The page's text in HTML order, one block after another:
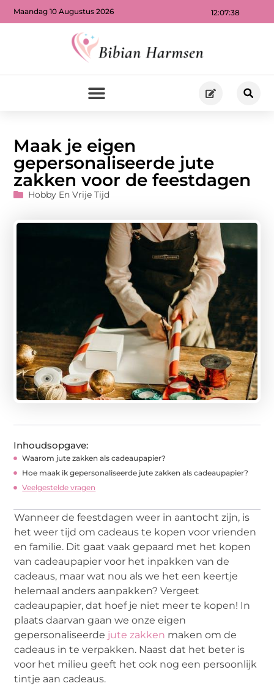
12:07:39
Maandag 10 Augustus 2026
Maak je eigen
gepersonaliseerde jute
zakken voor de feestdagen
Hobby En Vrije Tijd
Inhoudsopgave:
Waarom jute zakken als cadeaupapier?
Hoe maak ik gepersonaliseerde jute zakken als cadeaupapier?
Veelgestelde vragen
Wanneer de feestdagen weer in aantocht zijn, is
het weer tijd om cadeaus te kopen voor vrienden
en familie. Dit gaat vaak gepaard met het kopen
van cadeaupapier voor het inpakken van de
cadeaus, maar wat nou als we het een keertje
helemaal anders aanpakken? Vergeet
cadeaupapier, dat hoef je niet meer te kopen! In
plaats daarvan gaan we onze eigen
gepersonaliseerde jute zakken maken om de
cadeaus in te verpakken. Naast dat het beter is
voor het milieu geeft het ook nog een persoonlijk
tintje aan cadeaus.